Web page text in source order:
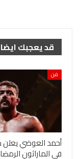
قد يعجبك ايضا
فن
أحمد العوضي يعلن
في الماراثون الرمضاني